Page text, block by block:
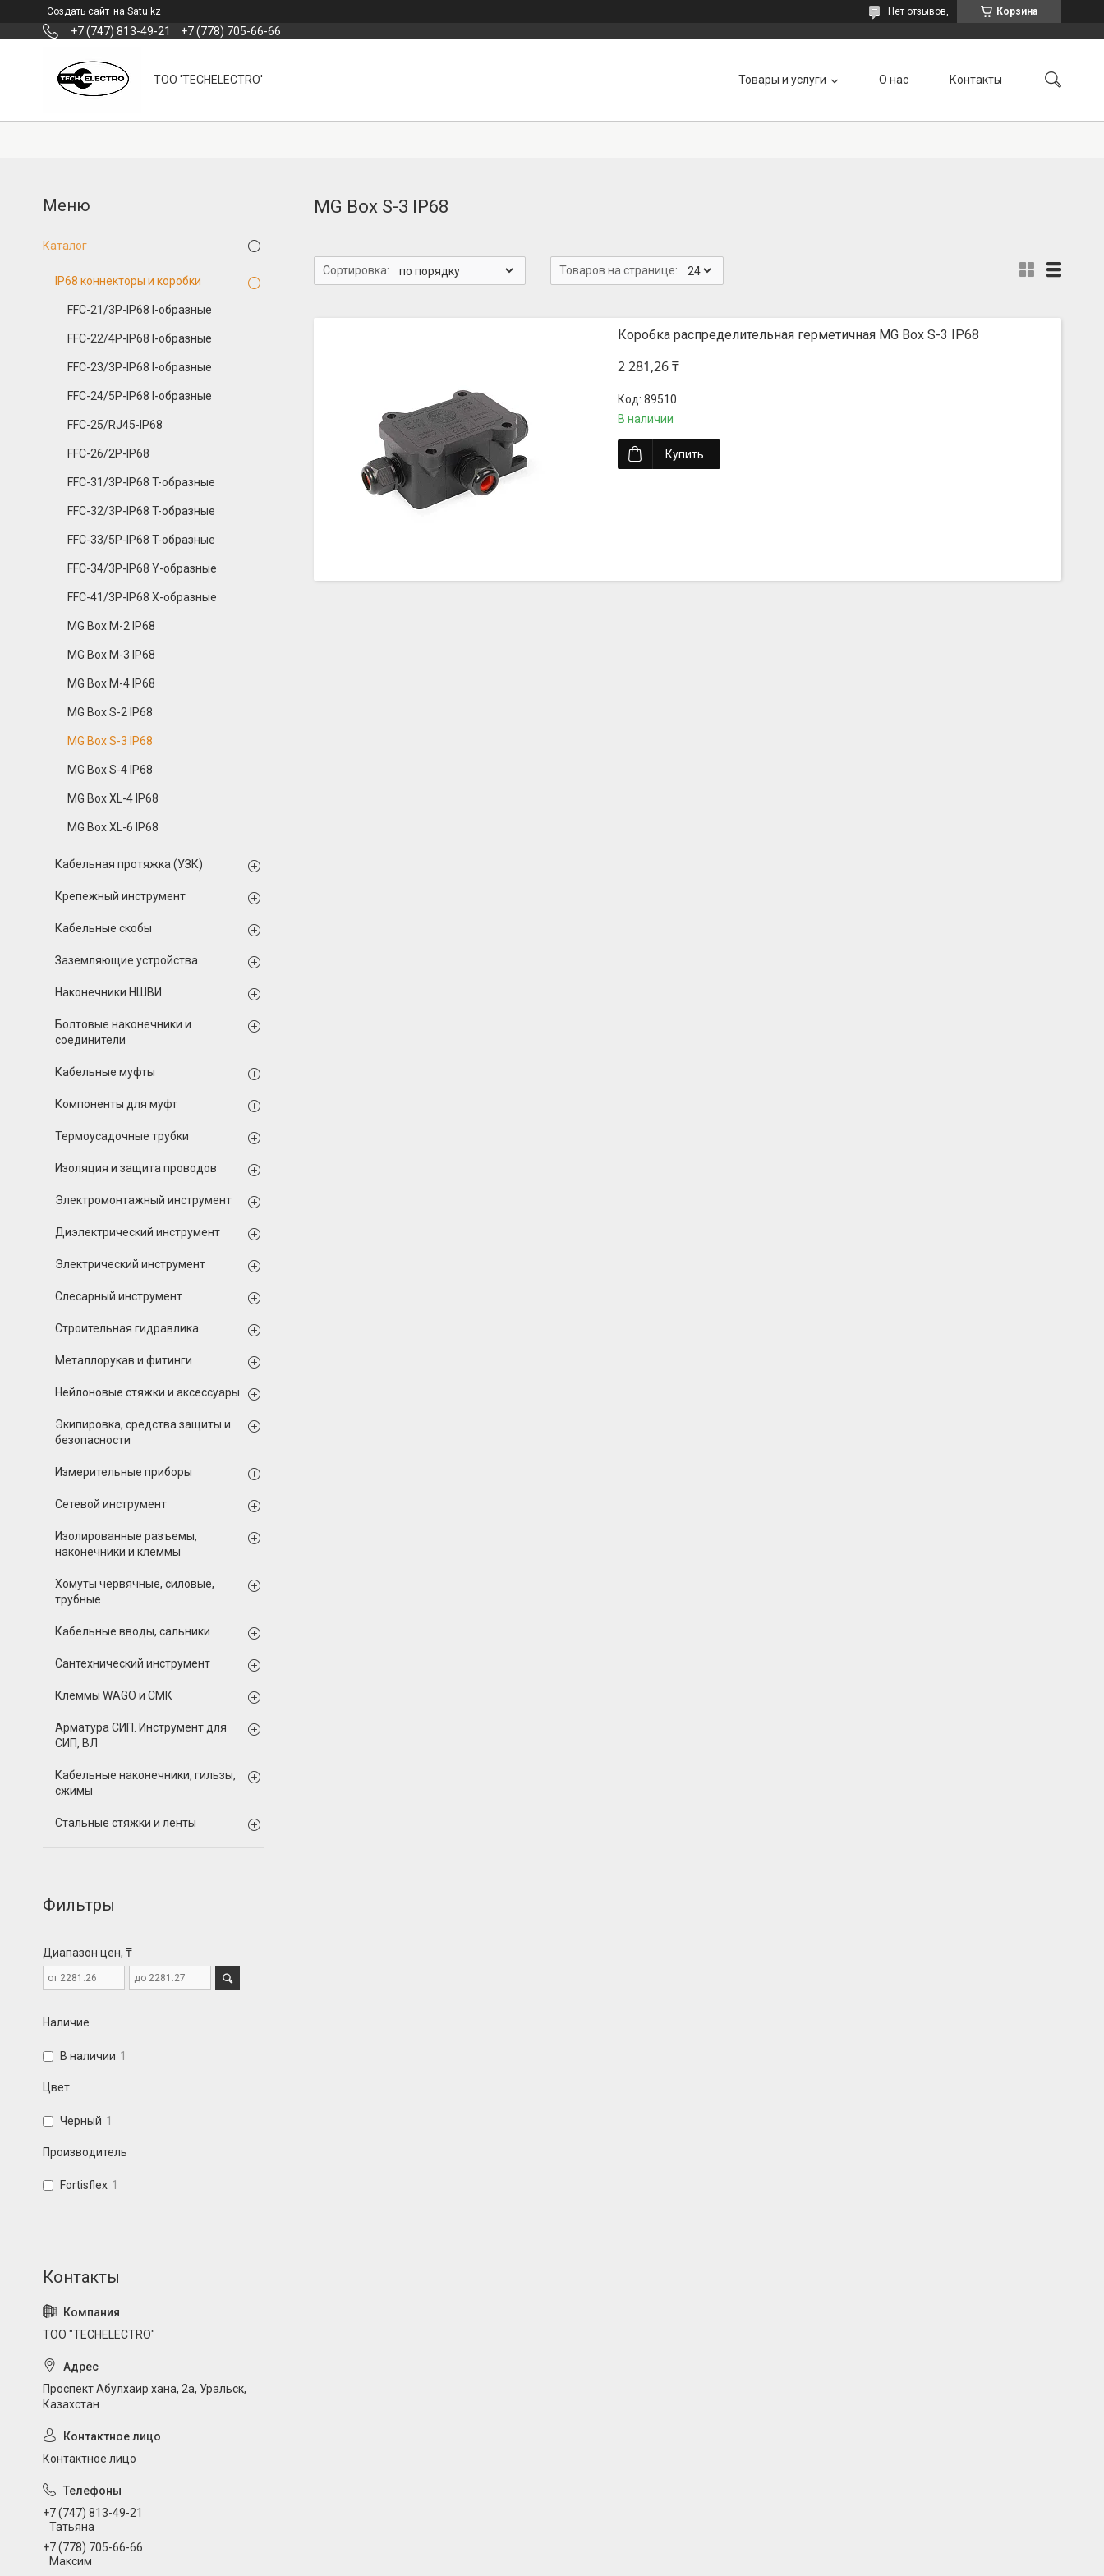
Создать сайт на Satu.kz Корзина
Нет отзывов,
+7 (747) 813-49-21 +7 (778) 705-66-66
ТОО 'TECHELECTRO' Товары и услуги О нас Контакты
MG Box S-3 IP68
Коробка распределительная герметичная MG Box S-3 IP68
2 281,26 ₸
89510
В наличии
Купить
Каталог
IP68 коннекторы и коробки
FFC-21/3P-IP68 I-образные
FFC-22/4P-IP68 I-образные
FFC-23/3P-IP68 I-образные
FFC-24/5P-IP68 I-образные
FFC-25/RJ45-IP68
FFC-26/2P-IP68
FFC-31/3P-IP68 T-образные
FFC-32/3P-IP68 T-образные
FFC-33/5P-IP68 T-образные
FFC-34/3P-IP68 Y-образные
FFC-41/3P-IP68 X-образные
MG Box M-2 IP68
MG Box M-3 IP68
MG Box M-4 IP68
MG Box S-2 IP68
MG Box S-3 IP68
MG Box S-4 IP68
MG Box XL-4 IP68
MG Box XL-6 IP68
Кабельная протяжка (УЗК)
Крепежный инструмент
Кабельные скобы
Заземляющие устройства
Наконечники НШВИ
Болтовые наконечники и
соединители
Кабельные муфты
Компоненты для муфт
Термоусадочные трубки
Изоляция и защита проводов
Электромонтажный инструмент
Диэлектрический инструмент
Электрический инструмент
Слесарный инструмент
Строительная гидравлика
Металлорукав и фитинги
Нейлоновые стяжки и аксессуары
Экипировка, средства защиты и
безопасности
Измерительные приборы
Сетевой инструмент
Изолированные разъемы,
наконечники и клеммы
Хомуты червячные, силовые,
трубные
Кабельные вводы, сальники
Сантехнический инструмент
Клеммы WAGO и СМК
Арматура СИП. Инструмент для
СИП, ВЛ
Кабельные наконечники, гильзы,
сжимы
Стальные стяжки и ленты
Фильтры
Диапазон цен, ₸
Наличие
В наличии 1
Цвет
Черный 1
Производитель
Fortisflex 1
ТОО "TECHELECTRO"
Проспект Абулхаир хана, 2а, Уральск,
Казахстан
Контактное лицо
+7 (747) 813-49-21
Татьяна
+7 (778) 705-66-66
Максим